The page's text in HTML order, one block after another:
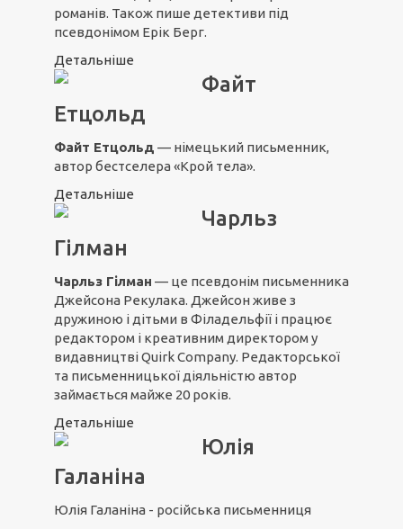
романів. Також пише детективи під
псевдонімом Ерік Берг.
Детальніше
Файт
Етцольд
Файт Етцольд — німецький письменник,
автор бестселера «Крой тела».
Детальніше
Чарльз
Гілман
Чарльз Гілман — це псевдонім письменника
Джейсона Рекулака. Джейсон живе з
дружиною і дітьми в Філадельфії і працює
редактором і креативним директором у
видавництві Quirk Company. Редакторської
та письменницької діяльністю автор
займається майже 20 років.
Детальніше
Юлія
Галаніна
Юлія Галаніна - російська письменниця